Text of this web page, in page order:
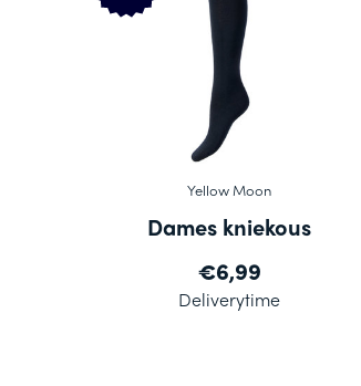
Yellow Moon
Dames kniekous
€6,99
Deliverytime